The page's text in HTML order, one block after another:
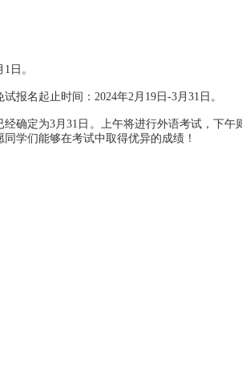
日。
名起止时间：2024年2月19日-3月31日。
定为3月31日。上午将进行外语考试，下午
学们能够在考试中取得优异的成绩！